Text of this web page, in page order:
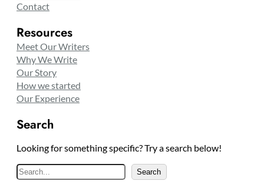
Contact
Resources
Meet Our Writers
Why We Write
Our Story
How we started
Our Experience
Search
Looking for something specific? Try a search below!
e
Search